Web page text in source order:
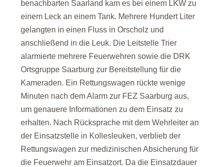
benachbarten Saarland kam es bei einem LKW zu
einem Leck an einem Tank. Mehrere Hundert Liter
gelangten in einen Fluss in Orscholz und
anschließend in die Leuk. Die Leitstelle Trier
alarmierte mehrere Feuerwehren sowie die DRK
Ortsgruppe Saarburg zur Bereitstellung für die
Kameraden. Ein Rettungswagen rückte wenige
Minuten nach dem Alarm zur FEZ Saarburg aus,
um genauere Informationen zu dem Einsatz zu
erhalten. Nach Rücksprache mit dem Wehrleiter an
der Einsatzstelle in Kollesleuken, verblieb der
Rettungswagen zur medizinischen Absicherung für
die Feuerwehr am Einsatzort. Da die Einsatzdauer